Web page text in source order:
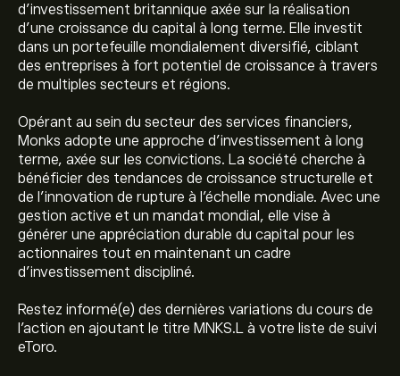
d'investissement britannique axée sur la réalisation
d'une croissance du capital à long terme. Elle investit
dans un portefeuille mondialement diversifié, ciblant
des entreprises à fort potentiel de croissance à travers
de multiples secteurs et régions.
Opérant au sein du secteur des services financiers,
Monks adopte une approche d'investissement à long
terme, axée sur les convictions. La société cherche à
bénéficier des tendances de croissance structurelle et
de l'innovation de rupture à l'échelle mondiale. Avec une
gestion active et un mandat mondial, elle vise à
générer une appréciation durable du capital pour les
actionnaires tout en maintenant un cadre
d'investissement discipliné.
Restez informé(e) des dernières variations du cours de
l'action en ajoutant le titre MNKS.L à votre liste de suivi
eToro.